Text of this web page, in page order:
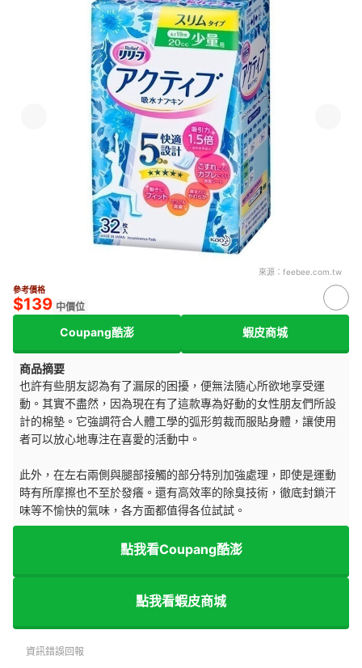
來源： feebee.com.tw
參考價格
$139 中價位
Coupang酷澎 蝦皮商城
商品摘要
也許有些朋友認為有了漏尿的困擾，便無法隨心所欲地享受運
動。其實不盡然，因為現在有了這款專為好動的女性朋友們所設
計的棉墊。它強調符合人體工學的弧形剪裁而服貼身體，讓使用
者可以放心地專注在喜愛的活動中。
此外，在左右兩側與腿部接觸的部分特別加強處理，即使是運動
時有所摩擦也不至於發癢。還有高效率的除臭技術，徹底封鎖汗
味等不愉快的氣味，各方面都值得各位試試。
點我看Coupang酷澎
點我看蝦皮商城
資訊錯誤回報